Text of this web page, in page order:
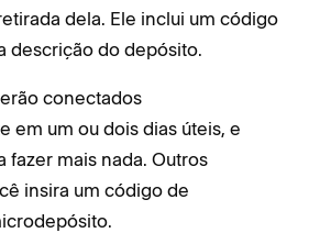
dela. Ele inclui um código
descrição do depósito.
conectados
em um ou dois dias úteis, e
fazer mais nada. Outros
insira um código de